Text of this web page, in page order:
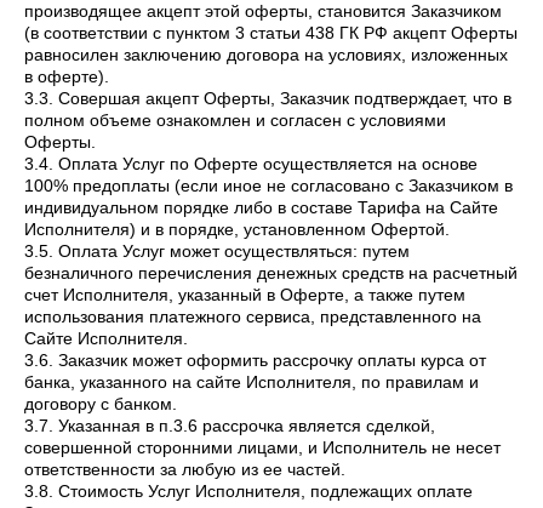
производящее акцепт этой оферты, становится Заказчиком
(в соответствии с пунктом 3 статьи 438 ГК РФ акцепт Оферты
равносилен заключению договора на условиях, изложенных
в оферте).
3.3. Совершая акцепт Оферты, Заказчик подтверждает, что в
полном объеме ознакомлен и согласен с условиями
Оферты.
3.4. Оплата Услуг по Оферте осуществляется на основе
100% предоплаты (если иное не согласовано с Заказчиком в
индивидуальном порядке либо в составе Тарифа на Сайте
Исполнителя) и в порядке, установленном Офертой.
3.5. Оплата Услуг может осуществляться: путем
безналичного перечисления денежных средств на расчетный
счет Исполнителя, указанный в Оферте, а также путем
использования платежного сервиса, представленного на
Сайте Исполнителя.
3.6. Заказчик может оформить рассрочку оплаты курса от
банка, указанного на сайте Исполнителя, по правилам и
договору с банком.
3.7. Указанная в п.3.6 рассрочка является сделкой,
совершенной сторонними лицами, и Исполнитель не несет
ответственности за любую из ее частей.
3.8. Стоимость Услуг Исполнителя, подлежащих оплате